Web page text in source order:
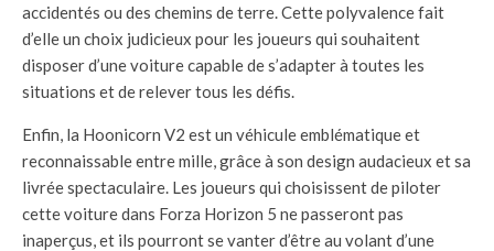
accidentés ou des chemins de terre. Cette polyvalence fait
d’elle un choix judicieux pour les joueurs qui souhaitent
disposer d’une voiture capable de s’adapter à toutes les
situations et de relever tous les défis.
Enfin, la Hoonicorn V2 est un véhicule emblématique et
reconnaissable entre mille, grâce à son design audacieux et sa
livrée spectaculaire. Les joueurs qui choisissent de piloter
cette voiture dans Forza Horizon 5 ne passeront pas
inaperçus, et ils pourront se vanter d’être au volant d’une